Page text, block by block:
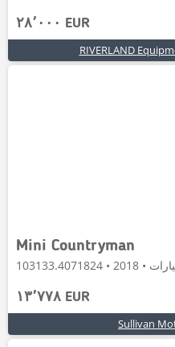
٢٨٬٠٠٠ EUR
RIVERLAND
Mini Countryman
١٣٬٧٧٨ EUR
Sullivan